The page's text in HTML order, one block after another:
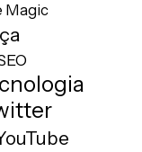
Magic